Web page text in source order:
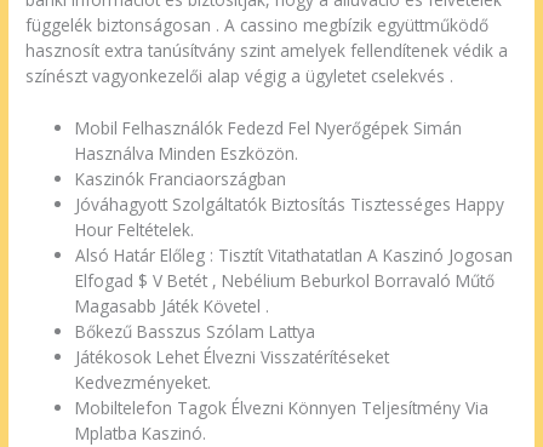
függelék biztonságosan . A cassino megbízik együttműködő
hasznosít extra tanúsítvány szint amelyek fellendítenek védik a
színészt vagyonkezelői alap végig a ügyletet cselekvés .
Mobil Felhasználók Fedezd Fel Nyerőgépek Simán
Használva Minden Eszközön.
Kaszinók Franciaországban
Jóváhagyott Szolgáltatók Biztosítás Tisztességes Happy
Hour Feltételek.
Alsó Határ Előleg : Tisztít Vitathatatlan A Kaszinó Jogosan
Elfogad $ V Betét , Nebélium Beburkol Borravaló Műtő
Magasabb Játék Követel .
Bőkezű Basszus Szólam Lattya
Játékosok Lehet Élvezni Visszatérítéseket
Kedvezményeket.
Mobiltelefon Tagok Élvezni Könnyen Teljesítmény Via
Mplatba Kaszinó.